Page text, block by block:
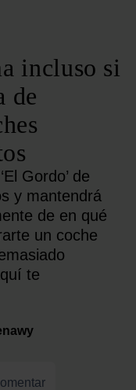
incluso si
de
Gordo’ de
y mantendrá
de en qué
un coche
te